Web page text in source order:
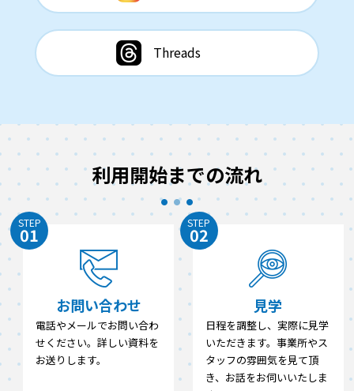
Threads
利用開始までの流れ
STEP
01
お問い合わせ
電話やメールでお問い合わ
せください。詳しい資料を
お送りします。
STEP
02
見学
日程を調整し、実際に見学
いただきます。事業所やス
タッフの雰囲気を見て頂
き、お話をお伺いいたしま